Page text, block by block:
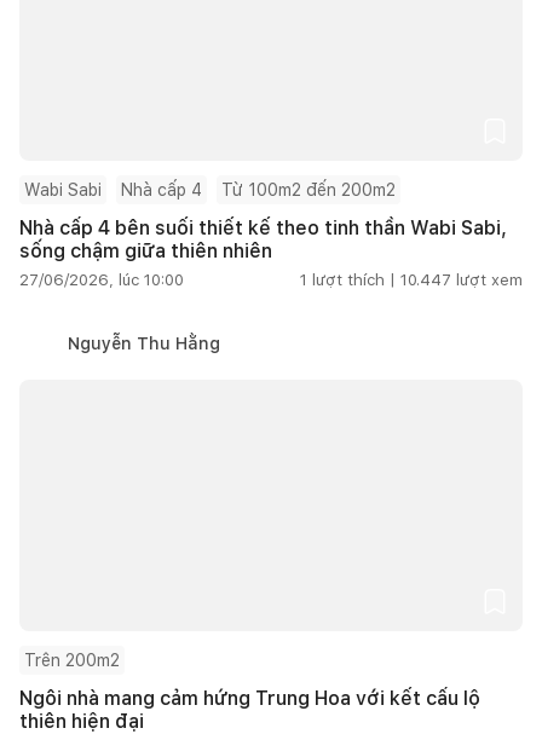
Wabi Sabi Nhà cấp 4 Từ 100m2 đến 200m2
Nhà cấp 4 bên suối thiết kế theo tinh thần Wabi Sabi,
sống chậm giữa thiên nhiên
27/06/2026, lúc 10:00 1 lượt thích | 10.447 lượt xem
Nguyễn Thu Hằng
Trên 200m2
Ngôi nhà mang cảm hứng Trung Hoa với kết cấu lộ
thiên hiện đại